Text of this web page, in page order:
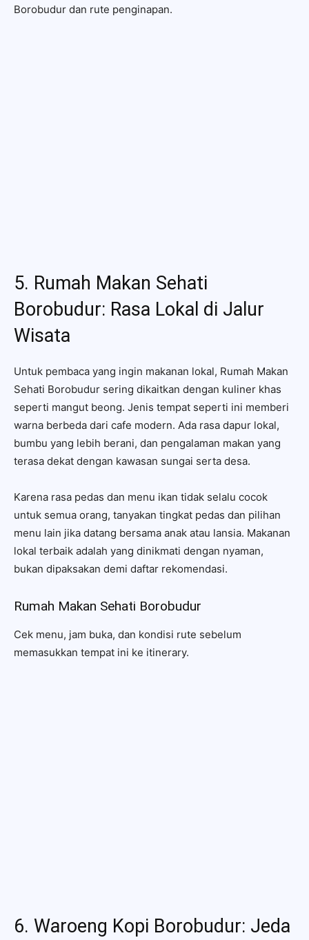
Borobudur dan rute penginapan.
5. Rumah Makan Sehati
Borobudur: Rasa Lokal di Jalur
Wisata
Untuk pembaca yang ingin makanan lokal, Rumah Makan
Sehati Borobudur sering dikaitkan dengan kuliner khas
seperti mangut beong. Jenis tempat seperti ini memberi
warna berbeda dari cafe modern. Ada rasa dapur lokal,
bumbu yang lebih berani, dan pengalaman makan yang
terasa dekat dengan kawasan sungai serta desa.
Karena rasa pedas dan menu ikan tidak selalu cocok
untuk semua orang, tanyakan tingkat pedas dan pilihan
menu lain jika datang bersama anak atau lansia. Makanan
lokal terbaik adalah yang dinikmati dengan nyaman,
bukan dipaksakan demi daftar rekomendasi.
Rumah Makan Sehati Borobudur
Cek menu, jam buka, dan kondisi rute sebelum
memasukkan tempat ini ke itinerary.
6. Waroeng Kopi Borobudur: Jeda